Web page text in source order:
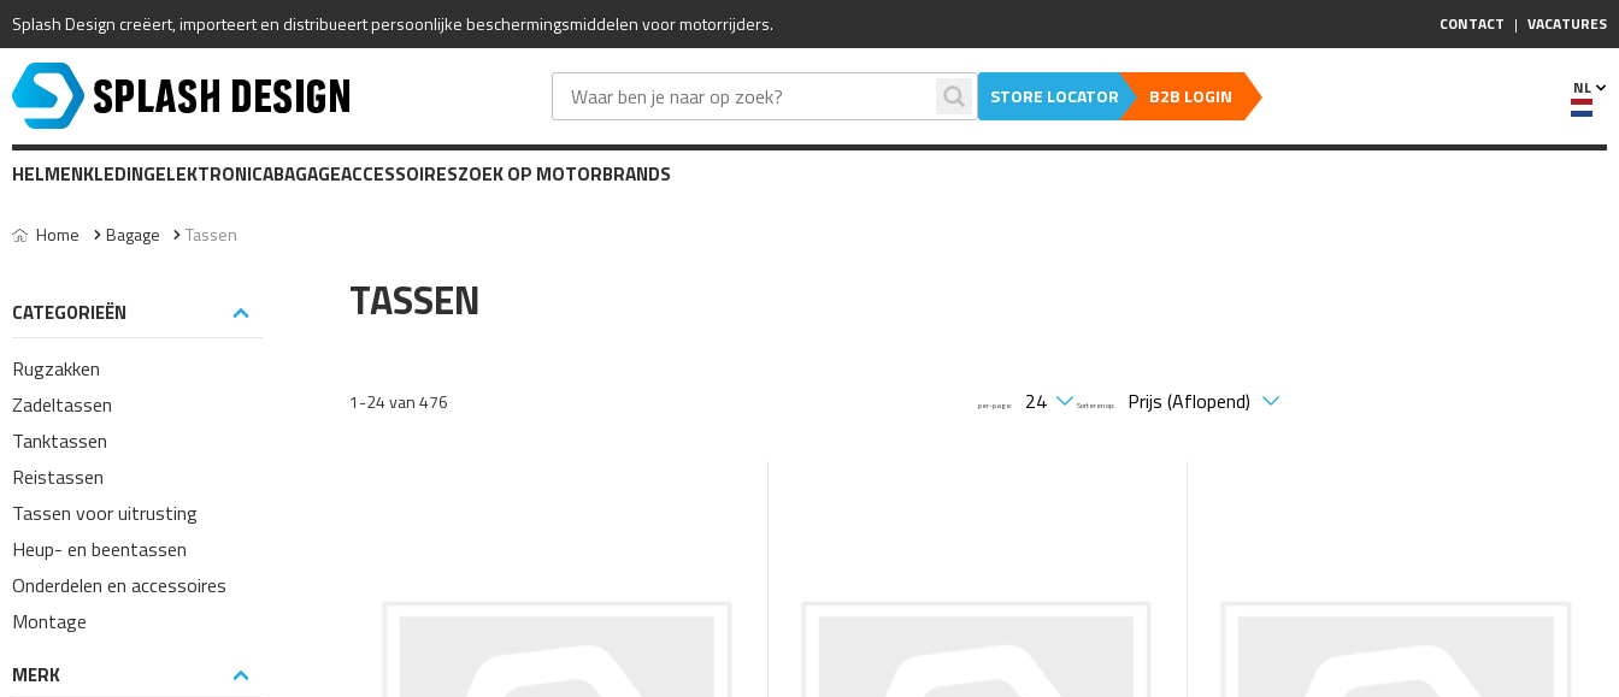
Splash Design creëert, importeert en distribueert persoonlijke beschermingsmiddelen voor motorrijders. CONTACT VACATURES
STORE LOCATOR B2B LOGIN NL
HELMENKLEDINGELEKTRONICABAGAGEACCESSOIRESZOEK OP MOTORBRANDS
Home Bagage Tassen
CATEGORIEËN
Rugzakken
Zadeltassen
Tanktassen
Reistassen
Tassen voor uitrusting
Heup- en beentassen
Onderdelen en accessoires
Montage
MERK
TASSEN
1-24 van 476 per-page: Sorteren op: